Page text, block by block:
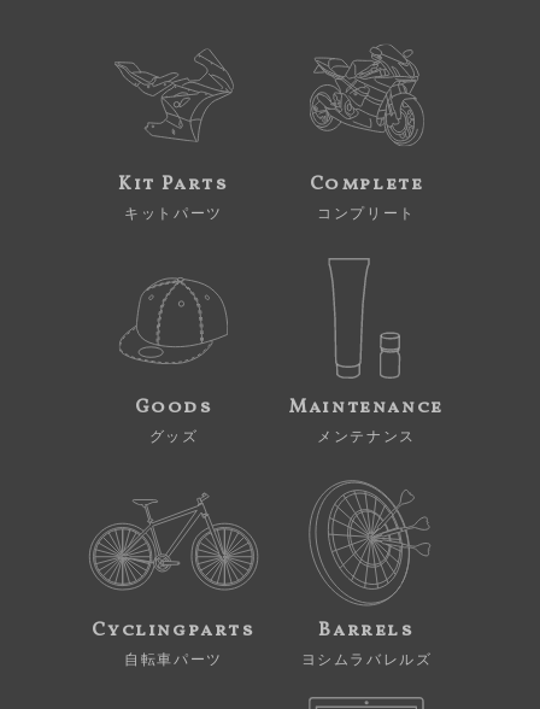
Kit Parts
キットパーツ
Complete
コンプリート
Goods
グッズ
Maintenance
メンテナンス
Cyclingparts
自転車パーツ
Barrels
ヨシムラバレルズ